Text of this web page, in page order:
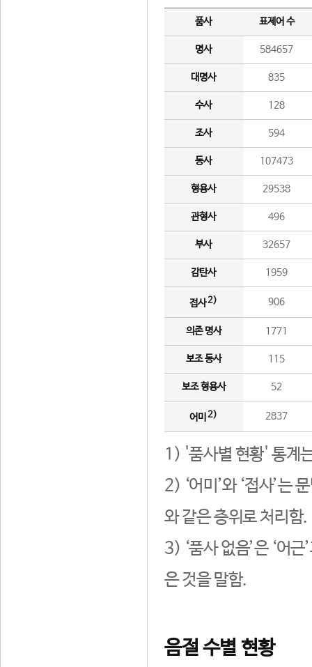
품사 표제어 수
명사 584657
대명사 835
수사 128
조사 594
동사 107473
형용사 29538
관형사 496
부사 32657
감탄사 1959
접사2) 906
의존 명사 1771
보조 동사 115
보조 형용사 52
어미 2) 2837
1) '품사별 현황' 통계
2) ‘어미’와 ‘접사’는
와 같은 층위로 처리함.
3) ‘품사 없음’은 ‘어
은 것을 말함.
음절 수별 현황